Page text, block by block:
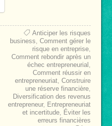
Anticiper les risques
business,Comment gérer le
risque en entreprise,
Comment rebondir après un
échec entrepreneurial ,
Comment réussir en
entrepreneuriat,Construire
une réserve financière,
Diversification des revenus
entrepreneur, Entrepreneuriat
et incertitude, Éviter les
erreurs financières